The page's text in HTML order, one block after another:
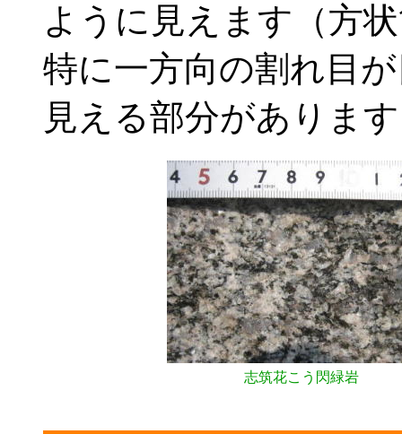
ように見えます（方
特に一方向の割れ目
見える部分がありま
志筑花こう閃緑岩